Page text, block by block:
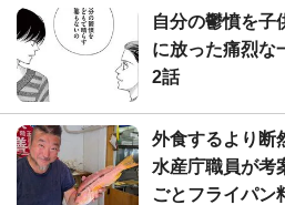
自分の鬱憤を子
に放った痛烈
2話
外食するより断
水産庁職員が考
ごとフライパン